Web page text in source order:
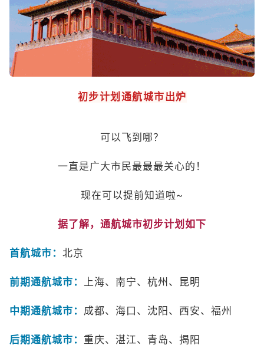
初步计划通航城市出炉
可以飞到哪？
一直是广大市民最最最关心的！
现在可以提前知道啦~
据了解，通航城市初步计划如下
首航城市： 北京
前期通航城市： 上海、南宁、杭州、昆明
中期通航城市： 成都、海口、沈阳、西安、福州
后期通航城市： 重庆、湛江、青岛、揭阳